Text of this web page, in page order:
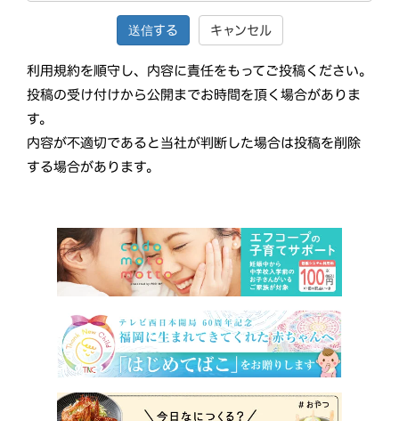
キャンセル
利用規約を順守し、内容に責任をもってご投稿ください。
投稿の受け付けから公開までお時間を頂く場合がありま
す。
内容が不適切であると当社が判断した場合は投稿を削除
する場合があります。